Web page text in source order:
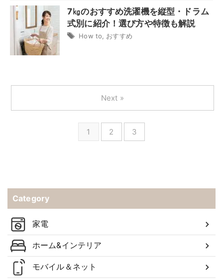
7㎏のおすすめ洗濯機を縦型・ドラム
式別に紹介！選び方や特徴も解説
How to おすすめ
1 2 3
Next »
Category
家電
ホーム&インテリア
モバイル＆ネット